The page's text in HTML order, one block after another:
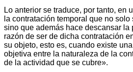
Lo anterior se traduce, por tanto, en
la contratación temporal que no
sino que además hace descansar la
razón de ser de dicha contratación
su objeto, esto es, cuando existe
objetiva entre la naturaleza de la
de la actividad que se cubre».